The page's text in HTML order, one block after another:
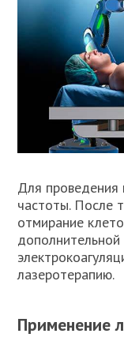
Для проведения
частоты. После
отмирание
лазеротерапию.
Применение